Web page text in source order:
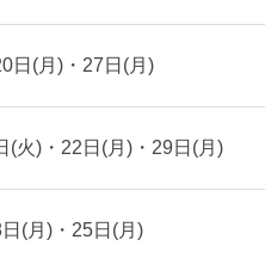
日(月)・27日(月)
火)・22日(月)・29日(月)
(月)・25日(月)